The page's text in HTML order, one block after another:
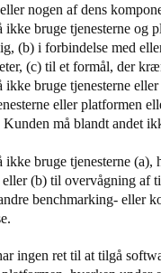
nogen af dens
ikke bruge tjenesterne og
(b) i forbindelse med
(c) til et formål, der
ikke bruge tjenesterne
eller platformen
Kunden må blandt andet
ikke bruge tjenesterne (a),
eller (b) til overvågning af
benchmarking- eller
ingen ret til at tilgå